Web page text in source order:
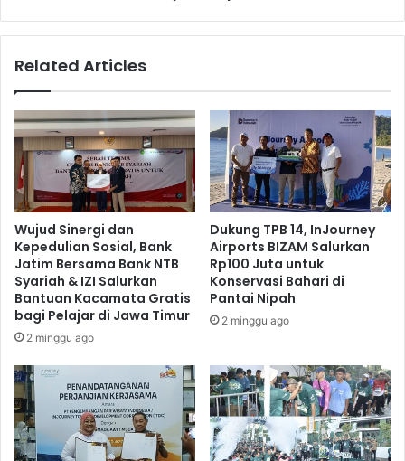
Related Articles
Wujud Sinergi dan
Kepedulian Sosial, Bank
Jatim Bersama Bank NTB
Syariah & IZI Salurkan
Bantuan Kacamata Gratis
bagi Pelajar di Jawa Timur
2 minggu ago
Dukung TPB 14, InJourney
Airports BIZAM Salurkan
Rp100 Juta untuk
Konservasi Bahari di
Pantai Nipah
2 minggu ago